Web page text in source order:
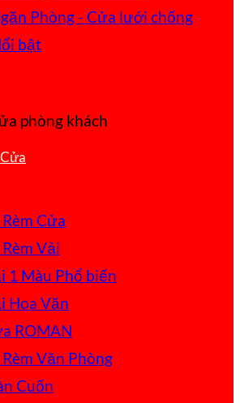
Phòng - Cửa lưới chống
Cửa
Vải
1 Màu
Hoa Văn
ROMAN
Văn Phòng
Cuốn